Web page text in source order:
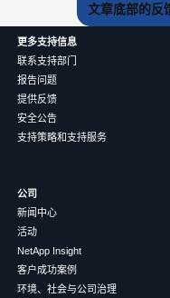
文章底部的反
更多支持信息
联系支持部门
报告问题
提供反馈
安全公告
支持策略和支持服务
公司
新闻中心
活动
NetApp Insight
客户成功案例
环境、社会与公司治理